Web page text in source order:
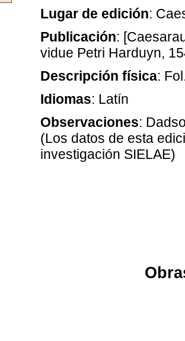
Lugar de edición:
Publicación:
vidue Petri Harduyn,
Descripción física:
Idiomas: Latín
Observaciones:
(Los datos de esta
investigación SIELAE)